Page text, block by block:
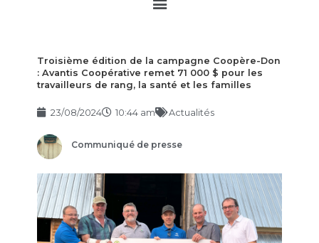
Troisième édition de la campagne Coopère-Don
: Avantis Coopérative remet 71 000 $ pour les
travailleurs de rang, la santé et les familles
23/08/2024 10:44 am Actualités
Communiqué de presse